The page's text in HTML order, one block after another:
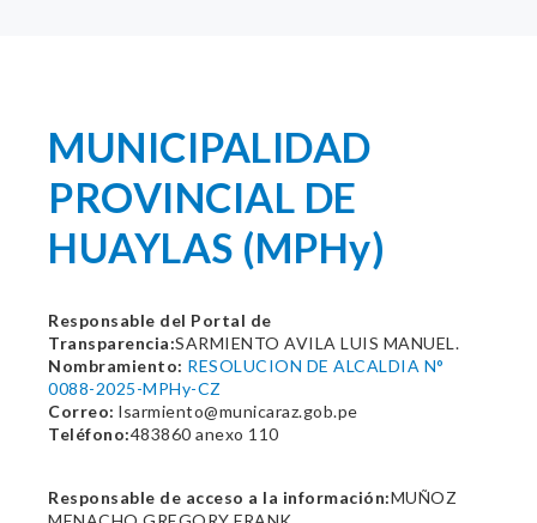
MUNICIPALIDAD
PROVINCIAL DE
HUAYLAS (MPHy)
Responsable del Portal de
Transparencia:SARMIENTO AVILA LUIS MANUEL.
Nombramiento: RESOLUCION DE ALCALDIA N°
0088-2025-MPHy-CZ
Correo: lsarmiento@municaraz.gob.pe
Teléfono:483860 anexo 110
Responsable de acceso a la información:MUÑOZ